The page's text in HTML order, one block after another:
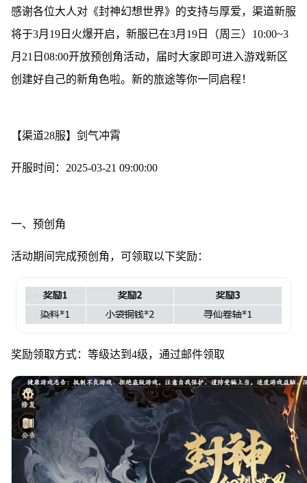
感谢各位大人对《封神幻想世界》的支持与厚爱，渠道新服
将于3月19日火爆开启，新服已在3月19日（周三）10:00~3
月21日08:00开放预创角活动，届时大家即可进入游戏新区
创建好自己的新角色啦。新的旅途等你一同启程！
【渠道28服】剑气冲霄
开服时间：2025-03-21 09:00:00
一、预创角
活动期间完成预创角，可领取以下奖励：
奖励领取方式：等级达到4级，通过邮件领取